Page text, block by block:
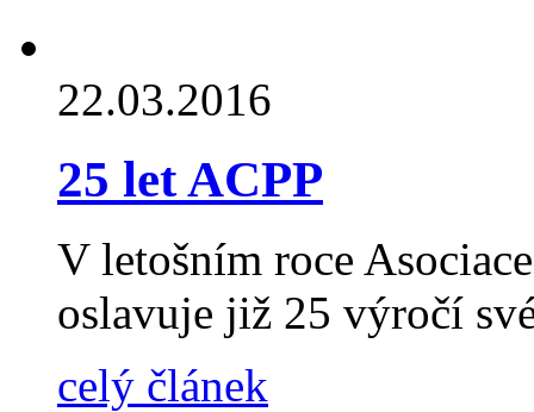
22.03.2016
25 let ACPP
V letošním roce
oslavuje již 25 výročí
celý článek